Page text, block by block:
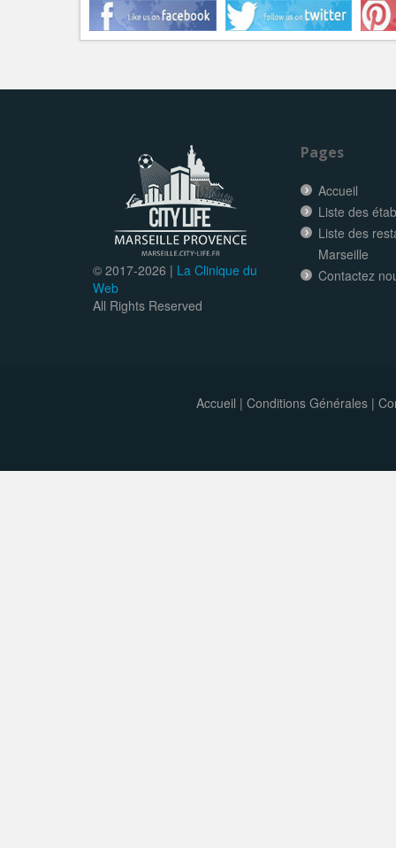
© 2017-2026 | La Clinique du
Web
All Rights Reserved
Pages
Accueil
Liste des
Liste des
Marseille
Contactez
Accueil | Conditions Générales|